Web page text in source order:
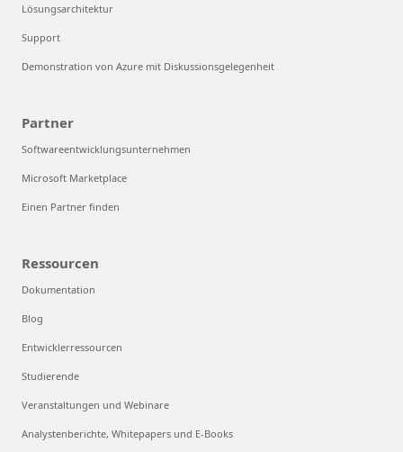
Lösungsarchitektur
Support
Demonstration von Azure mit Diskussionsgelegenheit
Partner
Softwareentwicklungsunternehmen
Microsoft Marketplace
Einen Partner finden
Ressourcen
Dokumentation
Blog
Entwicklerressourcen
Studierende
Veranstaltungen und Webinare
Analystenberichte, Whitepapers und E-Books